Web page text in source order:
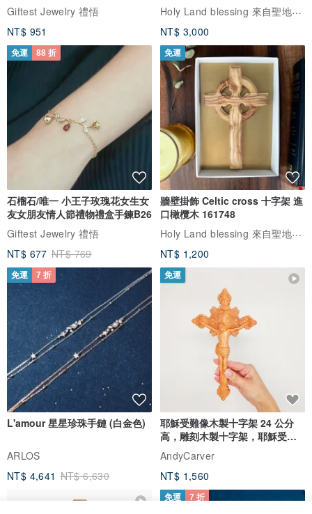
Giftest Jewelry 禮悟
NT$ 951
Holy Land blessing 來自聖地的祝福
NT$ 3,000
免運 88 折
石榴石/唯一 小王子玫瑰花女生女
友女朋友情人節禮物禮盒手鍊B26
Giftest Jewelry 禮悟
NT$ 677 NT$ 769
免運
牆壁掛飾 Celtic cross 十字架 進
口橄欖木 161748
Holy Land blessing 來自聖地的祝福
NT$ 1,200
免運 7 折
L'amour 星星珍珠手鏈 (白金色)
ARLOS
NT$ 4,641 NT$ 6,630
免運
耶穌受難像木製十字架 24 公分
高，雕刻木製十字架，耶穌受難
像天主教十字架
AndyCarver
NT$ 1,560
免運 7 折